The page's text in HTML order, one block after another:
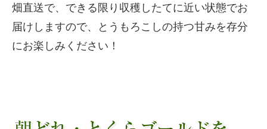
畑直送で、できる限り収穫したてに近い状態でお
届けしますので、とうもろこしの持つ甘みを存分
にお楽しみください！